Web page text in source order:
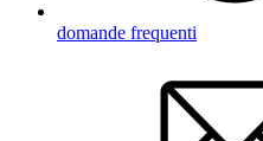
domande frequenti